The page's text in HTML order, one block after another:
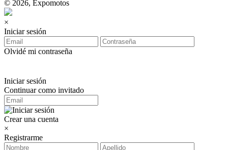
© 2026, Expomotos
×
Iniciar sesión
Olvidé mi contraseña
Iniciar sesión
Continuar como invitado
Crear una cuenta
×
Registrarme